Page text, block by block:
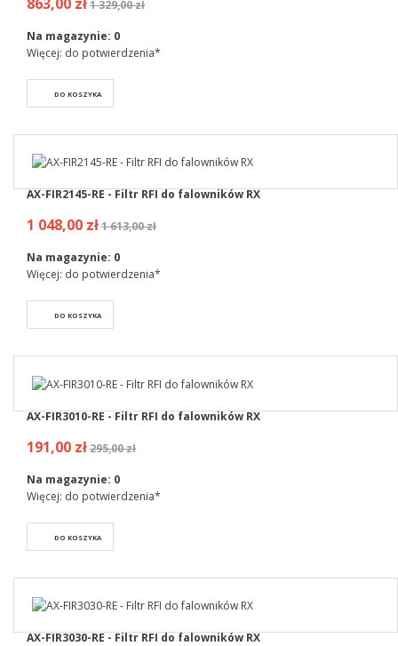
1 329,00 zł
Na magazynie: 0
Więcej: do potwierdzenia*
DO KOSZYKA
AX-FIR2145-RE - Filtr RFI do falowników RX
1 048,00 zł1 613,00 zł
Na magazynie: 0
Więcej: do potwierdzenia*
DO KOSZYKA
AX-FIR3010-RE - Filtr RFI do falowników RX
191,00 zł295,00 zł
Na magazynie: 0
Więcej: do potwierdzenia*
DO KOSZYKA
AX-FIR3030-RE - Filtr RFI do falowników RX